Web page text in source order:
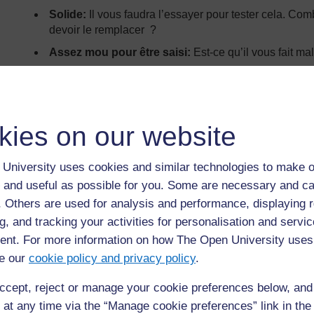
on our website
University uses cookies and similar technologies to make
useful as possible for you. Some are necessary and
Others are used for analysis and performance, displaying
and tracking your activities for personalisation and
For more information on how The Open University
our cookie policy and privacy policy.
reject or manage your cookie preferences below,
any time via the “Manage cookie preferences” link in
Solide:
Il vous faudra l’essayer pour tester cela.
devoir le remplacer ?
Assez mou pour être saisi: Est-ce qu’il vous fait
Enfin, vous devrez établir des notes pour les
essayer pour voir si ça marche (un exemple
Vous devrez créer ce barème au tableau
votre classe en groupes – chaque groupe
propriété.
BALLON
5 4 3
Forme et
taille
Passe
pratiquement
parfaitement dans
la boucle
mais espace
uniforme <1
cm